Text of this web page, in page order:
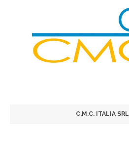
C.M.C. ITALIA SRL